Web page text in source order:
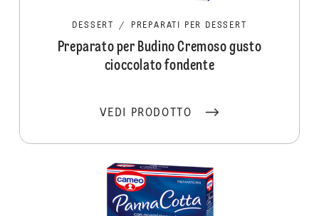
DESSERT / PREPARATI PER DESSERT
Preparato per Budino Cremoso gusto
cioccolato fondente
VEDI PRODOTTO